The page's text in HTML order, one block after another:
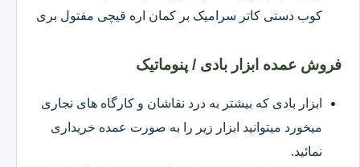
کوب دستی کاتر سرامیک بر کمان اره قیچی مفتول بری
فروش عمده ابزار بادی / پنوماتیک
ابزار بادی که بیشتر به درد نقاشان و کارگاه های نجاری
میخورد میتوانید ابزار زیر را به صورت عمده خریداری
نمائید.